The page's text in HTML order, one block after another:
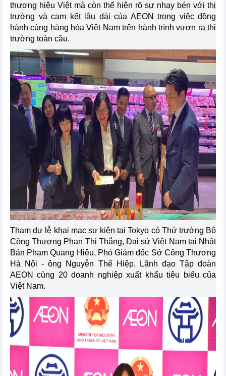
thương hiệu Việt mà còn thể hiện rõ sự nhạy bén với thị
trường và cam kết lâu dài của AEON trong việc đồng
hành cùng hàng hóa Việt Nam trên hành trình vươn ra thị
trường toàn cầu.
Tham dự lễ khai mạc sự kiện tại Tokyo có Thứ trưởng Bộ
Công Thương Phan Thị Thắng, Đại sứ Việt Nam tại Nhật
Bản Phạm Quang Hiệu, Phó Giám đốc Sở Công Thương
Hà Nội - ông Nguyễn Thế Hiệp, Lãnh đạo Tập đoàn
AEON cùng 20 doanh nghiệp xuất khẩu tiêu biểu của
Việt Nam.